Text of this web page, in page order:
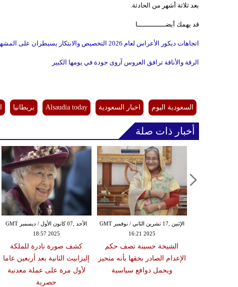
بعد ثلاثة أشهر من الحادثة.
قد يهمك أيضــــــــــــــا
اتجاهات ديكور الأعراس لعام 2026 التخصيص والابتكار يسيطران على المشهد
الرقة والأناقة ترافق العروس آروى جودة في يومها الكبير
السعودية اليوم اخبار السعودية Alsaudia today بريطانيا
أخبار ذات صلة
الأحد ,07 كانون الأول / ديسمبر GMT
18:57 2025
كشف صورة نادرة للملكة
إليزابيث الثانية بعد أربعين عاما
لأول مرة على عملة معدنية
حصرية
الإثنين ,17 تشرين الثاني / نوفمبر GMT
16:21 2025
الشيخة حسينة تصف حكم
الإعدام الصادر بحقها بأنه متحيز
ويحمل دوافع سياسية